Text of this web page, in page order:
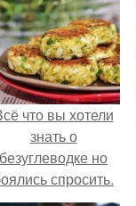
что вы хотели
знать о
безуглеводке но
спросить.